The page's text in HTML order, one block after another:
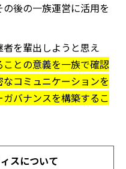
後の一族運営に活用を
を輩出しようと思え
との意義を一族で確認
コミュニケーションを
バナンスを構築するこ
スについて